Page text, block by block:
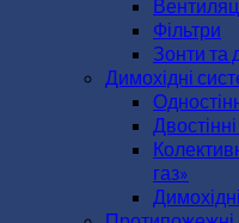
Фільтри
Зонти та
Димохідні
газ»